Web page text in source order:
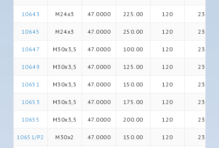
10643 M24x3 47.0000 225.00 120 23
10645 M24x3 47.0000 250.00 120 23
10647 M30x3,5 47.0000 100.00 120 23
10649 M30x3,5 47.0000 125.00 120 23
10651 M30x3,5 47.0000 150.00 120 23
10653 M30x3,5 47.0000 175.00 120 23
10655 M30x3,5 47.0000 200.00 120 23
10651/P2 M30x2 47.0000 150.00 120 23